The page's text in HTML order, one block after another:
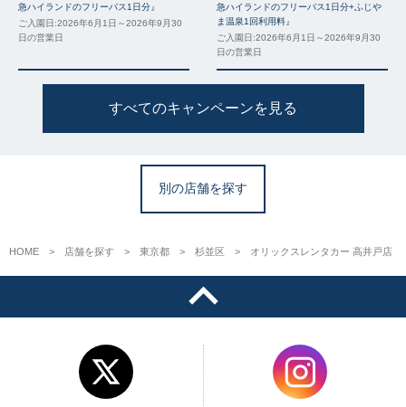
急ハイランドのフリーパス1日分』
ご入園日:2026年6月1日～2026年9月30
日の営業日
急ハイランドのフリーパス1日分+ふじや
ま温泉1回利用料』
ご入園日:2026年6月1日～2026年9月30
日の営業日
すべてのキャンペーンを見る
別の店舗を探す
HOME 店舗を探す 東京都 杉並区 オリックスレンタカー 高井戸店